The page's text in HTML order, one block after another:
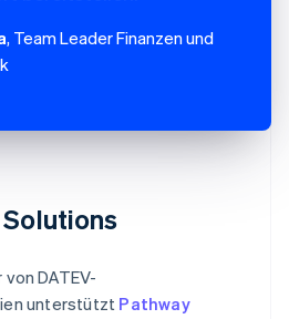
, Team Leader Finanzen und
DATEV-
unterstützt Pathway